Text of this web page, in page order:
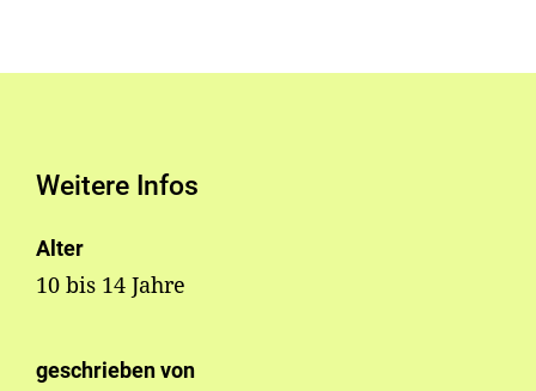
Weitere Infos
Alter
10 bis 14 Jahre
geschrieben von